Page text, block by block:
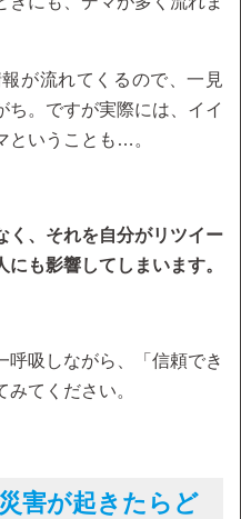
が流れてくるので、一見
ち。ですが実際には、イイ
ということも…。
く、それを自分がリツイー
にも影響してしまいます。
呼吸しながら、「信頼でき
てください。
害が起きたらど